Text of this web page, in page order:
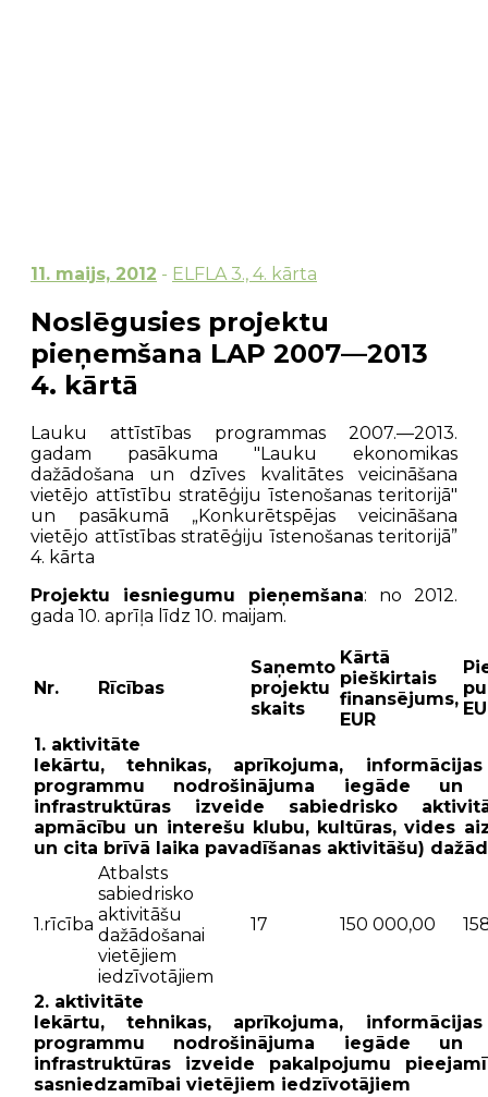
11. maijs, 2012 - ELFLA 3., 4. kārta
Noslēgusies projektu
pieņemšana LAP 2007—2013
4. kārtā
Lauku attīstības programmas 2007.—2013.
gadam pasākuma "Lauku ekonomikas
dažādošana un dzīves kvalitātes veicināšana
vietējo attīstību stratēģiju īstenošanas teritorijā"
un pasākumā „Konkurētspējas veicināšana
vietējo attīstības stratēģiju īstenošanas teritorijā”
4. kārta
Projektu iesniegumu pieņemšana: no 2012.
gada 10. aprīļa līdz 10. maijam.
Nr. Rīcības
Saņemto
projektu
skaits
Kārtā
pieškirtais
finansējums,
EUR
1. aktivitāte
Iekārtu, tehnikas, aprīkojuma,
programmu nodrošinājuma iegāde un
infrastruktūras izveide sabiedrisko
apmācību un interešu klubu, kultūras, vides
un cita brīvā laika pavadīšanas aktivitāšu)
1.rīcība
Atbalsts
sabiedrisko
aktivitāšu
dažādošanai
vietējiem
iedzīvotājiem
17 150 000,00
2. aktivitāte
Iekārtu, tehnikas, aprīkojuma,
programmu nodrošinājuma iegāde un
infrastruktūras izveide pakalpojumu
sasniedzamībai vietējiem iedzīvotājiem